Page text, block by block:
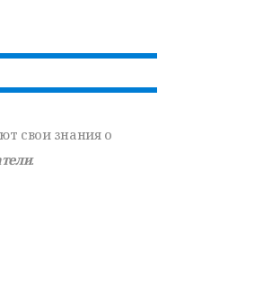
свои знания о
.